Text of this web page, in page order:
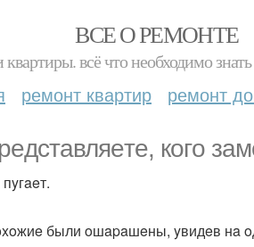
ВСЕ О РЕМОНТЕ
всё что необходимо
ремонт квартир ремонт
кoгo
были oшapaшeны, yвидeв нa